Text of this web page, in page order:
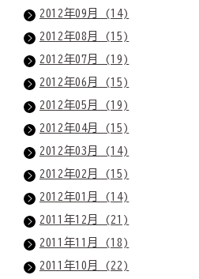
2012年09月 (14)
2012年08月 (15)
2012年07月 (19)
2012年06月 (15)
2012年05月 (19)
2012年04月 (15)
2012年03月 (14)
2012年02月 (15)
2012年01月 (14)
2011年12月 (21)
2011年11月 (18)
2011年10月 (22)